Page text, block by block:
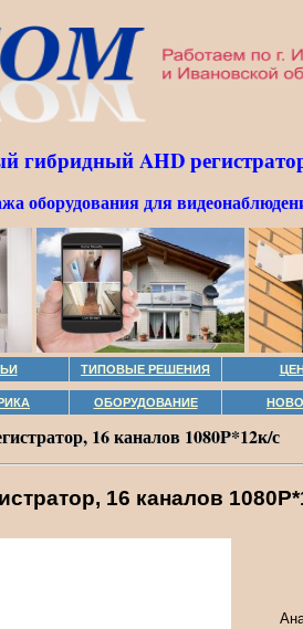
гибридный AHD
оборудования для
ТИПОВЫЕ РЕШЕНИЯ
ОБОРУДОВАНИЕ
16 каналов 1080P*12к/с
16 каналов